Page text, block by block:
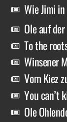
Wie Jimi
Ole auf
To the
Winsener
Vom Kiez
You can’t
Ole